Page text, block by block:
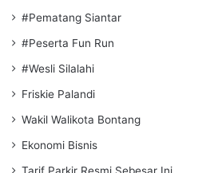
#Pematang Siantar
#Peserta Fun Run
#Wesli Silalahi
Friskie Palandi
Wakil Walikota Bontang
Ekonomi Bisnis